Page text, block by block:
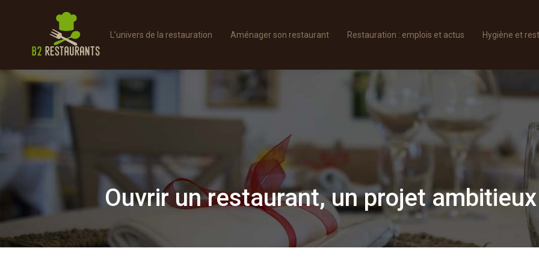
L’univers de la restauration Aménager son restaurant Restauration : emplois et actus Hygiène et
Ouvrir un restaurant, un projet